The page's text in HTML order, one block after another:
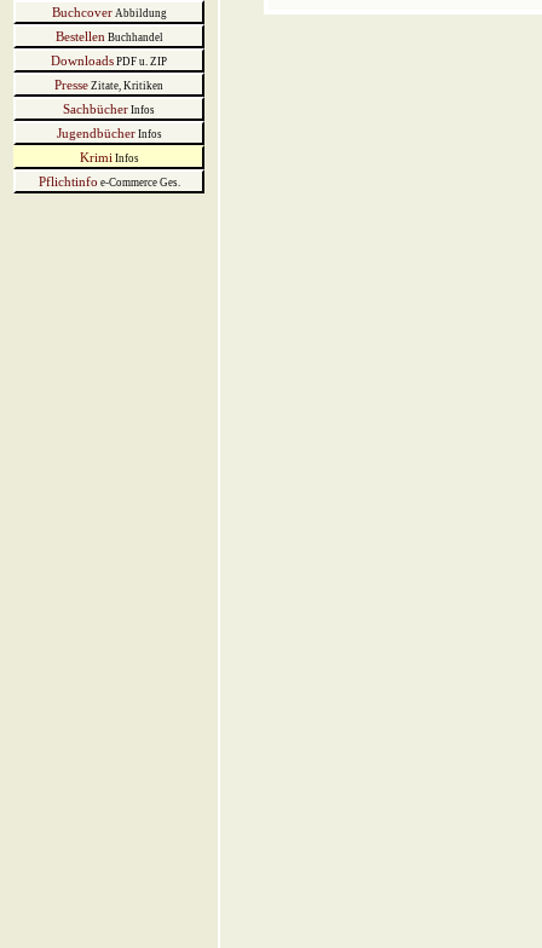
BuchcoverAbbildung
BestellenBuchhandel
Downloads PDF u. ZIP
Presse Zitate, Kritiken
Sachbücher Infos
JugendbücherInfos
KrimiInfos
Pflichtinfo e-Commerce Ges.